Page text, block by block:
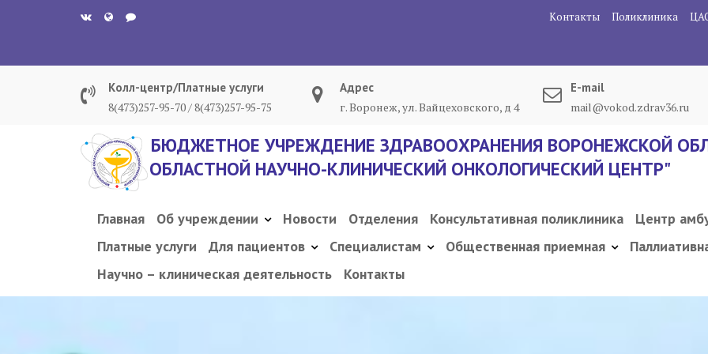
Контакты Поликлиника
Колл-центр/Платные услуги
8(473)257-95-70 / 8(473)257-95-75
Адрес
г. Воронеж, ул. Вайцеховского, д 4
E-mail
mail@vokod.zdrav36.ru
БЮДЖЕТНОЕ УЧРЕЖДЕНИЕ ЗДРАВООХРАНЕНИЯ ВОРОНЕЖСКОЙ
ОБЛАСТНОЙ НАУЧНО-КЛИНИЧЕСКИЙ ОНКОЛОГИЧЕСКИЙ ЦЕНТР"
Главная Об учреждении Новости Отделения Консультативная поликлиника
Центр
Платные услуги
Для пациентов Специалистам Общественная приемная
Научно – клиническая деятельность
Контакты